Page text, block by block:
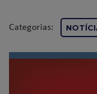
Categorias: